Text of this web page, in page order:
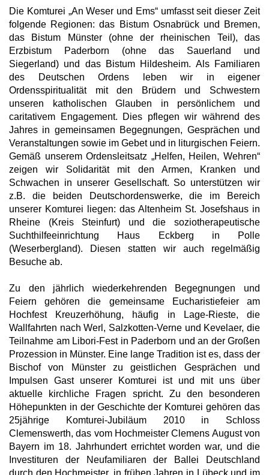
Die Komturei „An Weser und Ems“ umfasst seit dieser Zeit
folgende Regionen: das Bistum Osnabrück und Bremen,
das Bistum Münster (ohne der rheinischen Teil), das
Erzbistum Paderborn (ohne das Sauerland und
Siegerland) und das Bistum Hildesheim. Als Familiaren
des Deutschen Ordens leben wir in eigener
Ordensspiritualität mit den Brüdern und Schwestern
unseren katholischen Glauben in persönlichem und
caritativem Engagement. Dies pflegen wir während des
Jahres in gemeinsamen Begegnungen, Gesprächen und
Veranstaltungen sowie im Gebet und in liturgischen Feiern.
Gemäß unserem Ordensleitsatz „Helfen, Heilen, Wehren“
zeigen wir Solidarität mit den Armen, Kranken und
Schwachen in unserer Gesellschaft. So unterstützen wir
z.B. die beiden Deutschordenswerke, die im Bereich
unserer Komturei liegen: das Altenheim St. Josefshaus in
Rheine (Kreis Steinfurt) und die soziotherapeutische
Suchthilfeeinrichtung Haus Eckberg in Polle
(Weserbergland). Diesen statten wir auch regelmäßig
Besuche ab.
Zu den jährlich wiederkehrenden Begegnungen und
Feiern gehören die gemeinsame Eucharistiefeier am
Hochfest Kreuzerhöhung, häufig in Lage-Rieste, die
Wallfahrten nach Werl, Salzkotten-Verne und Kevelaer, die
Teilnahme am Libori-Fest in Paderborn und an der Großen
Prozession in Münster. Eine lange Tradition ist es, dass der
Bischof von Münster zu geistlichen Gesprächen und
Impulsen Gast unserer Komturei ist und mit uns über
aktuelle kirchliche Fragen spricht. Zu den besonderen
Höhepunkten in der Geschichte der Komturei gehören das
25jährige Komturei-Jubiläum 2010 in Schloss
Clemenswerth, das vom Hochmeister Clemens August von
Bayern im 18. Jahrhundert errichtet worden war, und die
Investituren der Neufamiliaren der Ballei Deutschland
durch den Hochmeister, in frühen Jahren in Lübeck und im